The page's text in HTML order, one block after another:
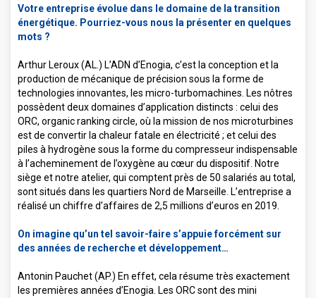
Votre entreprise évolue dans le domaine de la transition
énergétique. Pourriez-vous nous la présenter en quelques
mots ?
Arthur Leroux (AL.) L’ADN d’Enogia, c’est la conception et la
production de mécanique de précision sous la forme de
technologies innovantes, les micro-turbomachines. Les nôtres
possèdent deux domaines d’application distincts : celui des
ORC, organic ranking circle, où la mission de nos microturbines
est de convertir la chaleur fatale en électricité ; et celui des
piles à hydrogène sous la forme du compresseur indispensable
à l’acheminement de l’oxygène au cœur du dispositif. Notre
siège et notre atelier, qui comptent près de 50 salariés au total,
sont situés dans les quartiers Nord de Marseille. L’entreprise a
réalisé un chiffre d’affaires de 2,5 millions d’euros en 2019.
On imagine qu’un tel savoir-faire s’appuie forcément sur
des années de recherche et développement
Antonin Pauchet (AP.) En effet, cela résume très exactement
les premières années d’Enogia. Les ORC sont des mini